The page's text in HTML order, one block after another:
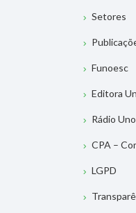
Setores
Funoesc
Editora
Rádio
CPA –
LGPD